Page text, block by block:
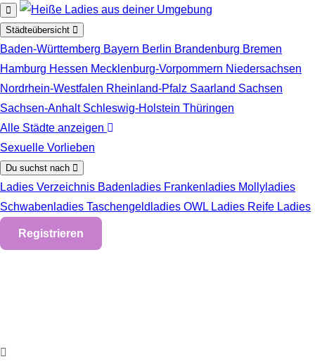
Zum Hauptinhalt springen
Städteübersicht
Baden-Württemberg Bayern Berlin Brandenburg Bremen
Hamburg Hessen Mecklenburg-Vorpommern Niedersachsen
Nordrhein-Westfalen Rheinland-Pfalz Saarland Sachsen
Sachsen-Anhalt Schleswig-Holstein Thüringen
Alle Städte anzeigen
Sexuelle Vorlieben
Du suchst nach
Ladies Verzeichnis Badenladies Frankenladies Mollyladies
Schwabenladies Taschengeldladies OWL Ladies Reife Ladies
Registrieren